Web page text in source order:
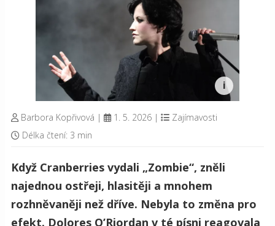
Barbora Kopřivová | 1. 5. 2026 |
Zajímavosti
Délka čtení: 3 min
Když Cranberries vydali „Zombie“, zněli
najednou ostřeji, hlasitěji a mnohem
rozhněvaněji než dříve. Nebyla to změna pro
efekt. Dolores O’Riordan v té písni reagovala